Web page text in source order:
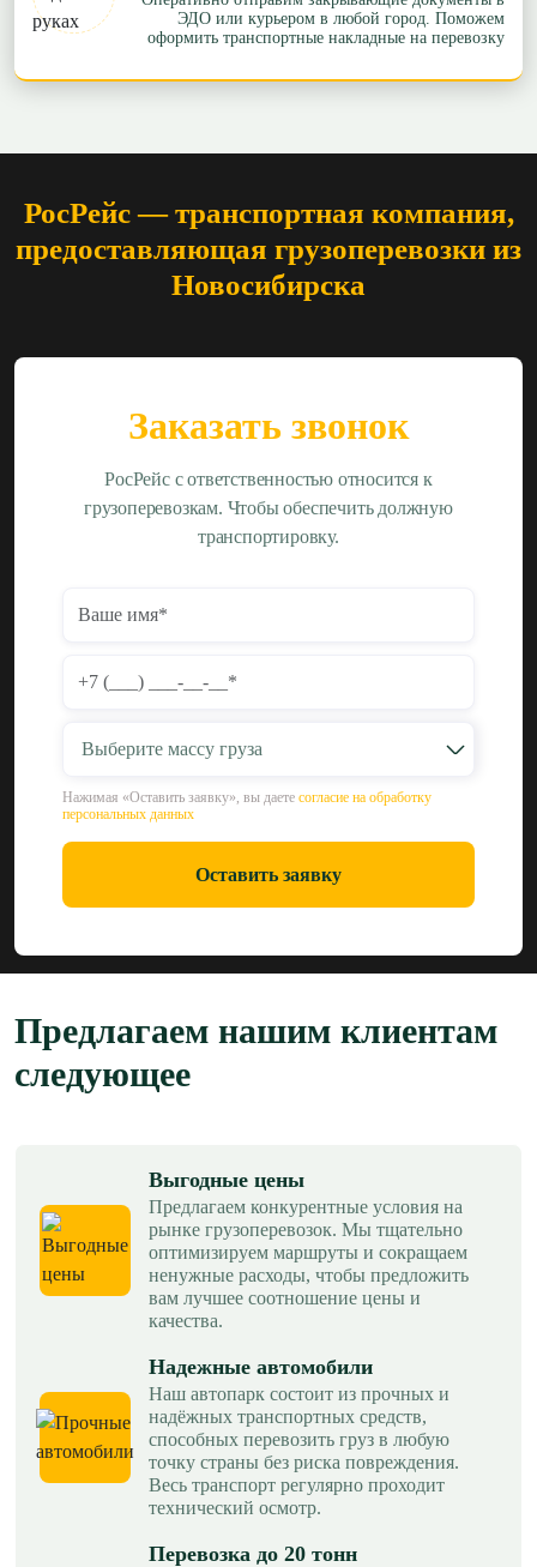
ЭДО или курьером в любой город. Поможем
оформить транспортные накладные на перевозку
Заказать звонок
РосРейс с ответственностью относится к
грузоперевозкам. Чтобы обеспечить должную
транспортировку.
Выберите массу груза
Нажимая «Оставить заявку», вы даете согласие на обработку
персональных данных
Оставить заявку
РосРейс — транспортная компания,
предоставляющая грузоперевозки из
Новосибирска
Предлагаем нашим клиентам
следующее
Выгодные цены
Предлагаем конкурентные условия на
рынке грузоперевозок. Мы тщательно
оптимизируем маршруты и сокращаем
ненужные расходы, чтобы предложить
вам лучшее соотношение цены и
качества.
Надежные автомобили
Наш автопарк состоит из прочных и
надёжных транспортных средств,
способных перевозить груз в любую
точку страны без риска повреждения.
Весь транспорт регулярно проходит
технический осмотр.
Перевозка до 20 тонн